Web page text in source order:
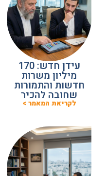
עידן חדש: 170
מיליון משרות
חדשות והתמורות
שחובה להכיר
לקריאת המאמר >